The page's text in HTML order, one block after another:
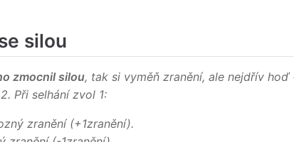
silou
zmocnil silou, tak si vyměň zranění, ale nejdřív
Při selhání zvol 1:
zranění (+1zranění).